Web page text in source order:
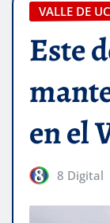
VALLE DE
Este
en el
8 Digital